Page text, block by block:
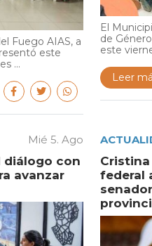
Fuego AIAS, a
este
...
El
de
este
Leer
Mié 5. Ago
diálogo con
avanzar
federal